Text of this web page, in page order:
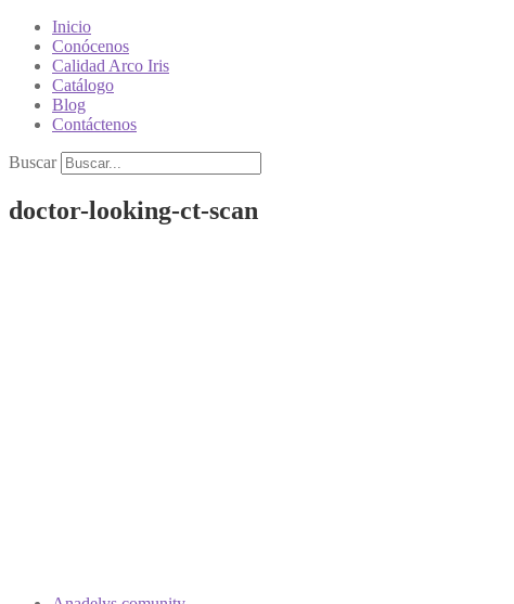
Inicio
Conócenos
Calidad Arco Iris
Catálogo
Blog
Contáctenos
Buscar
doctor-looking-ct-scan